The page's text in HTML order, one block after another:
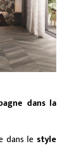
dans la
dans le style